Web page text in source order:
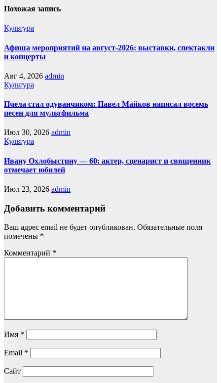
Похожая запись
Культура
Афиша мероприятий на август-2026: выставки, спектакли
и концерты
Авг 4, 2026 admin
Культура
Пчела стал одуванчиком: Павел Майков написал восемь
песен для мультфильма
Июл 30, 2026 admin
Культура
Ивану Охлобыстину — 60: актер, сценарист и священник
отмечает юбилей
Июл 23, 2026 admin
Добавить комментарий
Ваш адрес email не будет опубликован. Обязательные поля
помечены *
Комментарий *
Имя *
Email *
Сайт